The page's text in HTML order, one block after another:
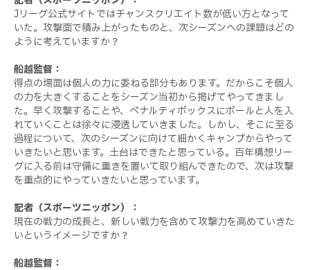
Jリーグ公式サイトではチャンスクリエイト数が低い方となって
いた。攻撃面で積み上がったものと、次シーズンへの課題はどの
ように考えていますか？
船越監督：
得点の場面は個人の力に委ねる部分もあります。だからこそ個人
の力を大きくすることをシーズン当初から掲げてやってきまし
た。早く攻撃することや、ペナルティボックスにボールと人を入
れていくことは徐々に浸透していきました。しかし、そこに至る
過程について、次のシーズンに向けて細かくキャンプからやって
いきたいと思います。土台はできたと思っている。百年構想リー
グに入る前は守備に重きを置いて取り組んできたので、次は攻撃
を重点的にやっていきたいと思っています。
記者（スポーツニッポン）：
現在の戦力の成長と、新しい戦力を含めて攻撃力を高めていきた
いというイメージですか？
船越監督：